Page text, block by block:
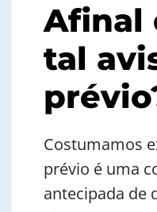
Afinal
tal
Costumamos
prévio é uma
antecipada de